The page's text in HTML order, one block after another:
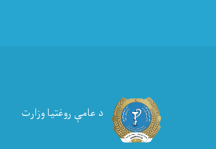
د عامې روغتیا وزارت